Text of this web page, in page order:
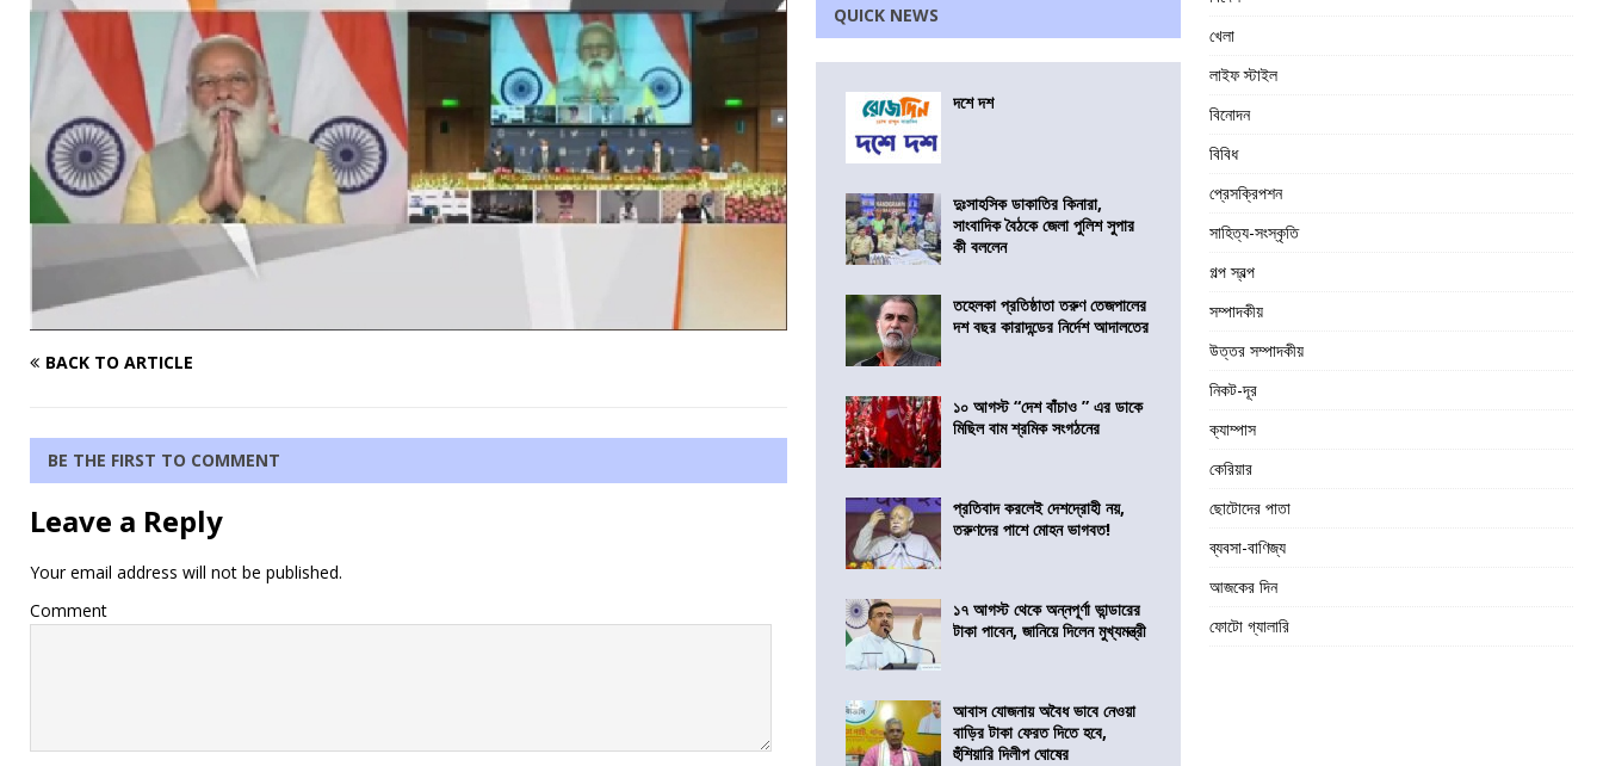
BACK TO ARTICLE
BE THE FIRST TO COMMENT
Leave a Reply
Your email address will not be published.
Comment
QUICK NEWS
দশে দশ
দুঃসাহসিক ডাকাতির কিনারা,
সাংবাদিক বৈঠকে জেলা পুলিশ সুপার
কী বললেন
তহেলকা প্রতিষ্ঠাতা তরুণ তেজপালের
দশ বছর কারাদন্ডের নির্দেশ আদালতের
১০ আগস্ট “দেশ বাঁচাও ” এর ডাকে
মিছিল বাম শ্রমিক সংগঠনের
প্রতিবাদ করলেই দেশদ্রোহী নয়,
তরুণদের পাশে মোহন ভাগবত!
১৭ আগস্ট থেকে অন্নপূর্ণা ভান্ডারের
টাকা পাবেন, জানিয়ে দিলেন মুখ্যমন্ত্রী
আবাস যোজনায় অবৈধ ভাবে নেওয়া
বাড়ির টাকা ফেরত দিতে হবে,
হুঁশিয়ারি দিলীপ ঘোষের
খেলা
লাইফ স্টাইল
বিনোদন
বিবিধ
প্রেসক্রিপশন
সাহিত্য-সংস্কৃতি
গল্প স্বল্প
সম্পাদকীয়
উত্তর সম্পাদকীয়
নিকট-দূর
ক্যাম্পাস
কেরিয়ার
ছোটোদের পাতা
ব্যবসা-বাণিজ্য
আজকের দিন
ফোটো গ্যালারি